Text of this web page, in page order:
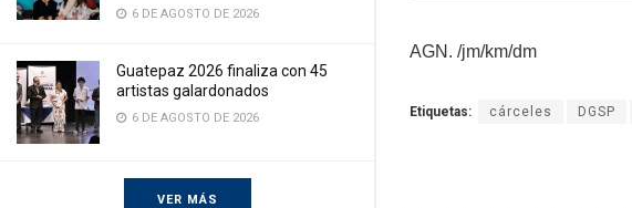
6 DE AGOSTO DE 2026
Guatepaz 2026 finaliza con 45
artistas galardonados
6 DE AGOSTO DE 2026
VER MÁS
AGN. /jm/km/dm
Etiquetas: cárceles DGSP